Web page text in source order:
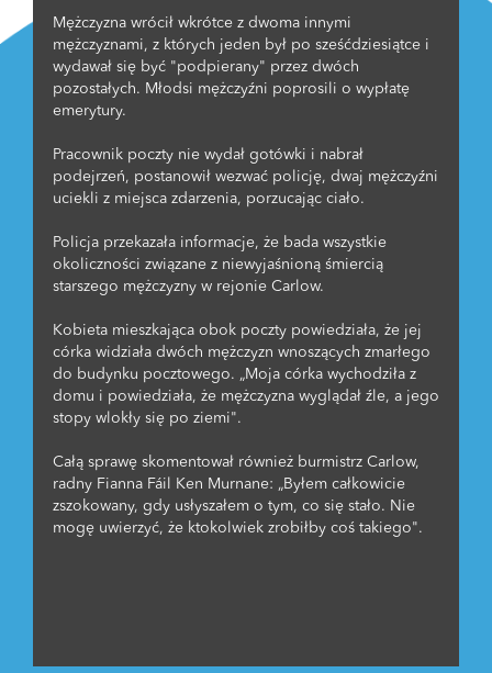
Mężczyzna wrócił wkrótce z dwoma innymi
mężczyznami, z których jeden był po sześćdziesiątce i
wydawał się być "podpierany" przez dwóch
pozostałych. Młodsi mężczyźni poprosili o wypłatę
emerytury.
Pracownik poczty nie wydał gotówki i nabrał
podejrzeń, postanowił wezwać policję, dwaj mężczyźni
uciekli z miejsca zdarzenia, porzucając ciało.
Policja przekazała informacje, że bada wszystkie
okoliczności związane z niewyjaśnioną śmiercią
starszego mężczyzny w rejonie Carlow.
Kobieta mieszkająca obok poczty powiedziała, że ​​jej
córka widziała dwóch mężczyzn wnoszących zmarłego
do budynku pocztowego. „Moja córka wychodziła z
domu i powiedziała, że ​​mężczyzna wyglądał źle, a jego
stopy wlokły się po ziemi".
Całą sprawę skomentował również burmistrz Carlow,
radny Fianna Fáil Ken Murnane: „Byłem całkowicie
zszokowany, gdy usłyszałem o tym, co się stało. Nie
mogę uwierzyć, że ktokolwiek zrobiłby coś takiego".